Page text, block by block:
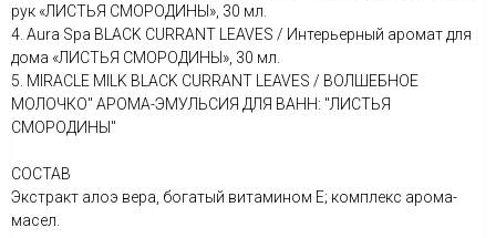
рук «ЛИСТЬЯ СМОРОДИНЫ», 30 мл.
4. Aura Spa BLACK CURRANT LEAVES / Интерьерный аромат для
дома «ЛИСТЬЯ СМОРОДИНЫ», 30 мл.
5. MIRACLE MILK BLACK CURRANT LEAVES / ВОЛШЕБНОЕ
МОЛОЧКО" АРОМА-ЭМУЛЬСИЯ ДЛЯ ВАНН: "ЛИСТЬЯ
СМОРОДИНЫ"
СОСТАВ
Экстракт алоэ вера, богатый витамином E; комплекс арома-
масел.